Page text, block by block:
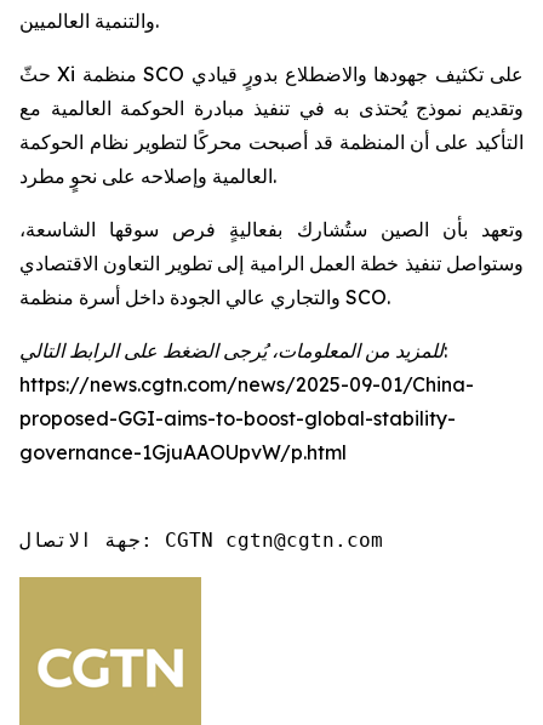
والتنمية العالميين.
حثّ Xi منظمة SCO على تكثيف جهودها والاضطلاع بدورٍ قيادي
وتقديم نموذج يُحتذى به في تنفيذ مبادرة الحوكمة العالمية مع
التأكيد على أن المنظمة قد أصبحت محركًا لتطوير نظام الحوكمة
العالمية وإصلاحه على نحوٍ مطرد.
وتعهد بأن الصين ستُشارك بفعاليةٍ فرص سوقها الشاسعة،
وستواصل تنفيذ خطة العمل الرامية إلى تطوير التعاون الاقتصادي
والتجاري عالي الجودة داخل أسرة منظمة SCO.
للمزيد من المعلومات، يُرجى الضغط على الرابط التالي:
https://news.cgtn.com/news/2025-09-01/China-
proposed-GGI-aims-to-boost-global-stability-
governance-1GjuAAOUpvW/p.html
جهة الاتصال: CGTN cgtn@cgtn.com